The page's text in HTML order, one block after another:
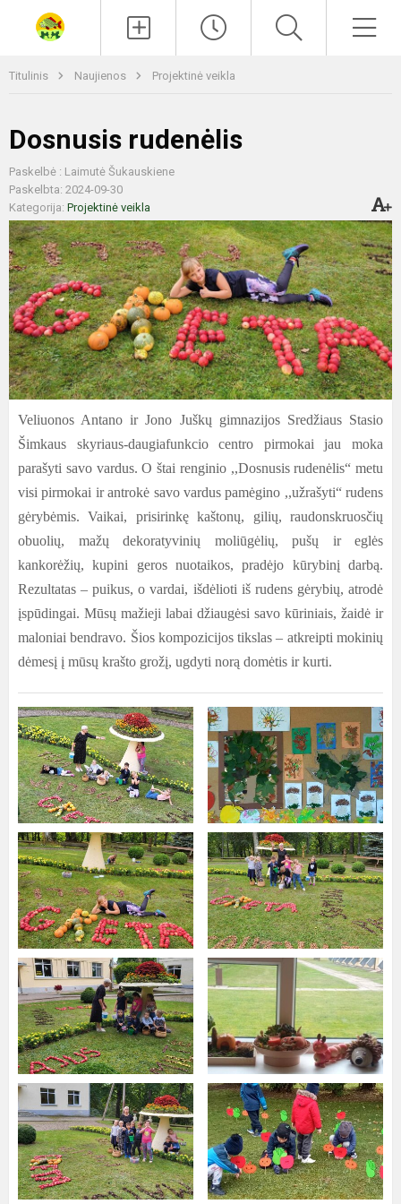
Titulinis Naujienos Projektinė veikla
Dosnusis rudenėlis
Paskelbė : Laimutė Šukauskiene
Paskelbta: 2024-09-30
Kategorija: Projektinė veikla
Veliuonos Antano ir Jono Juškų gimnazijos Sredžiaus Stasio
Šimkaus skyriaus-daugiafunkcio centro pirmokai jau moka
parašyti savo vardus. O štai renginio ,,Dosnusis rudenėlis“ metu
visi pirmokai ir antrokė savo vardus pamėgino ,,užrašyti“ rudens
gėrybėmis. Vaikai, prisirinkę kaštonų, gilių, raudonskruosčių
obuolių, mažų dekoratyvinių moliūgėlių, pušų ir eglės
kankorėžių, kupini geros nuotaikos, pradėjo kūrybinį darbą.
Rezultatas – puikus, o vardai, išdėlioti iš rudens gėrybių, atrodė
įspūdingai. Mūsų mažieji labai džiaugėsi savo kūriniais, žaidė ir
maloniai bendravo. Šios kompozicijos tikslas – atkreipti mokinių
dėmesį į mūsų krašto grožį, ugdyti norą domėtis ir kurti.